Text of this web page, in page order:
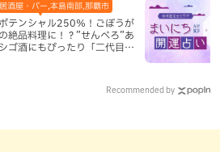
テンシャル250％！ごぼうが
絶品料理に！？”せんべろ”あ
ゴ酒にもぴったり「二代目ふ
酒屋・バー,本島南部,那覇市
Recommended by